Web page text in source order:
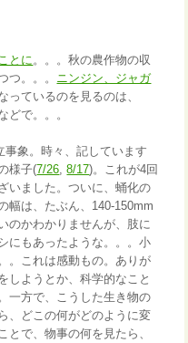
とに 。。。秋の農作物の収
つ。。。
ニンジン、ジャガ
っているのを見るのは、
どで。。。
象。時々、記しています
様子(7/26 ,8/17)。これが4回
いました。ついに、蛹化の
幅は、たぶん、140-150mm
のかわかりませんが、肢に
にもあったような。。。小
。これは感動もの。ありが
しようとか、科学的なこと
一方で、こうした生き物の
、どこの何がどのように変
とで、物事の何を見たら、